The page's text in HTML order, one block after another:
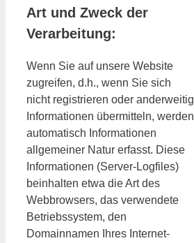
Art und Zweck der
Verarbeitung:
Wenn Sie auf unsere Website
zugreifen, d.h., wenn Sie sich
nicht registrieren oder anderweitig
Informationen übermitteln, werden
automatisch Informationen
allgemeiner Natur erfasst. Diese
Informationen (Server-Logfiles)
beinhalten etwa die Art des
Webbrowsers, das verwendete
Betriebssystem, den
Domainnamen Ihres Internet-